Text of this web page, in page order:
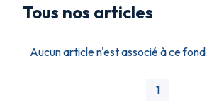
Tous nos articles
Aucun article n'est associé à ce
1